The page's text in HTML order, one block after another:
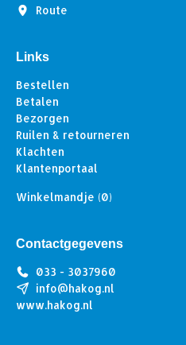
Route
Links
Bestellen
Betalen
Bezorgen
Ruilen & retourneren
Klachten
Klantenportaal
Winkelmandje (0)
Contactgegevens
033 - 3037960
info@hakog.nl
www.hakog.nl